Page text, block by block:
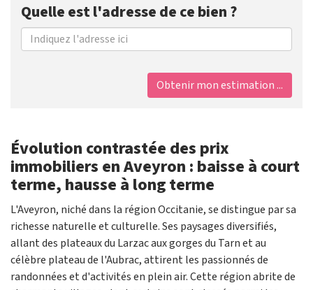
Quelle est l'adresse de ce bien ?
Obtenir mon estimation ...
Évolution contrastée des prix
immobiliers en Aveyron : baisse à court
terme, hausse à long terme
L'Aveyron, niché dans la région Occitanie, se distingue par sa
richesse naturelle et culturelle. Ses paysages diversifiés,
allant des plateaux du Larzac aux gorges du Tarn et au
célèbre plateau de l'Aubrac, attirent les passionnés de
randonnées et d'activités en plein air. Cette région abrite de